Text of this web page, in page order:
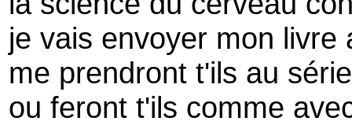
je vais envoyer mon livre
me prendront t'ils au
ou feront t'ils comme